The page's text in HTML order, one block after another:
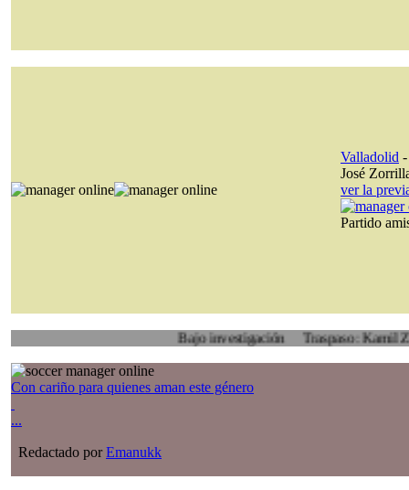
Valladolid
José
ver la
Partido
Bajo investigación Traspaso: Kamil Zoidl,
Con cariño para quienes aman este género
...
Redactado porEmanukk